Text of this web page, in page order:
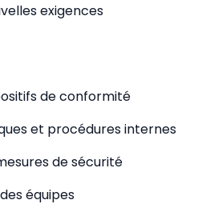
exigences
de conformité
et procédures internes
de sécurité
équipes